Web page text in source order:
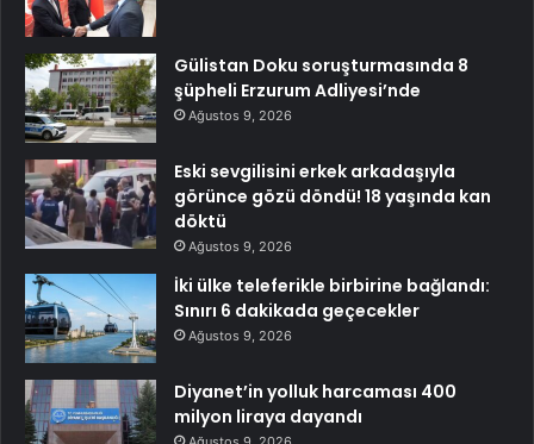
Gülistan Doku soruşturmasında 8
şüpheli Erzurum Adliyesi’nde
Ağustos 9, 2026
Eski sevgilisini erkek arkadaşıyla
görünce gözü döndü! 18 yaşında kan
döktü
Ağustos 9, 2026
İki ülke teleferikle birbirine bağlandı:
Sınırı 6 dakikada geçecekler
Ağustos 9, 2026
Diyanet’in yolluk harcaması 400
milyon liraya dayandı